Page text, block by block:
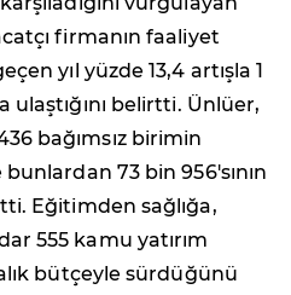
firmanın faaliyet
yıl yüzde 13,4 artışla 1
belirtti. Ünlüer,
bağımsız birimin
bunlardan 73 bin 956'sının
Eğitimden sağlığa,
555 kamu yatırım
bütçeyle sürdüğünü